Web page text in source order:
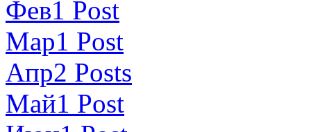
Фев1 Post
Мар1 Post
Апр2 Posts
Май1 Post